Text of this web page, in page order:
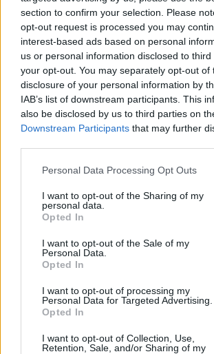
section to confirm your selection. Please
opt-out request is processed you may
interest-based ads based on personal
us or personal information disclosed to
your opt-out. You may separately opt-out of
disclosure of your personal information by
IAB’s list of downstream participants. This
also be disclosed by us to third parties on
Downstream Participants that may further
Please note that this website/app uses one
not limited to your visit or usage behaviour.
grant or deny consent to Google and its
use your data for below specified purposes
consent section.
Personal Data Processing Opt Outs
I want to opt-out of the Sharing of my
personal data.
Opted In
I want to opt-out of the Sale of my
Personal Data.
Opted In
I want to opt-out of processing my
Personal Data for Targeted Advertising.
Opted In
I want to opt-out of Collection, Use,
Retention, Sale, and/or Sharing of my
ROCKMARATON - Death
metal és egy kis heavy
Felicium•2019. október 14.
Három nemzetközi és 10 hazai
folytatódik az előzetes